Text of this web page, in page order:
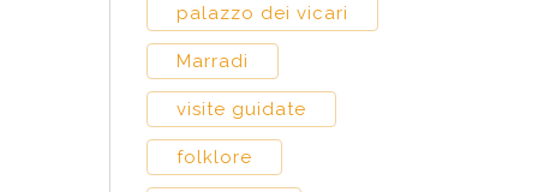
palazzo dei vicari
Marradi
visite guidate
folklore